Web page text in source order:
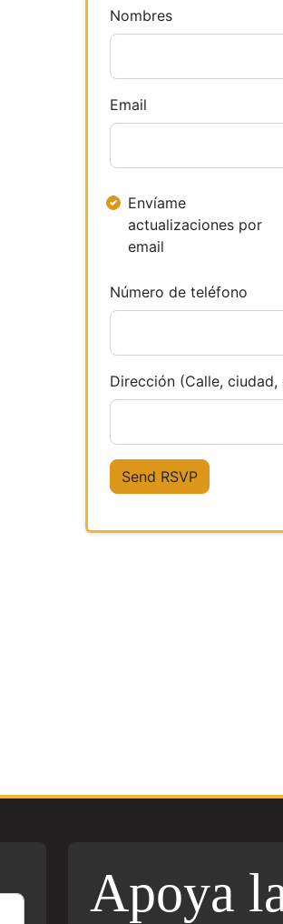
Nombres
Email
Envíame
actualizaciones por
email
Número de teléfono
Dirección (Calle,
Apoya